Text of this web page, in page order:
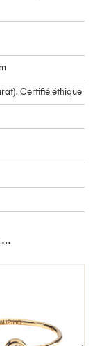
Certifié éthique